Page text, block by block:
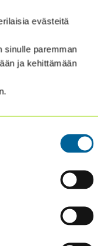
evästeitä
sinulle paremman
ja kehittämään
(CRMA)
hallinnoima
riskeistä ja